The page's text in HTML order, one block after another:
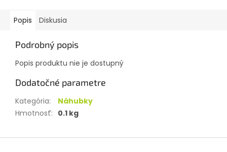
Popis Diskusia
Podrobný popis
Popis produktu nie je dostupný
Dodatočné parametre
Kategória:
Náhubky
Hmotnosť: 0.1 kg